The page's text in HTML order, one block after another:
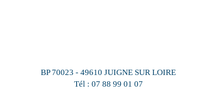
BP 70023 - 49610 JUIGNE SUR LOIRE
Tél : 07 88 99 01 07